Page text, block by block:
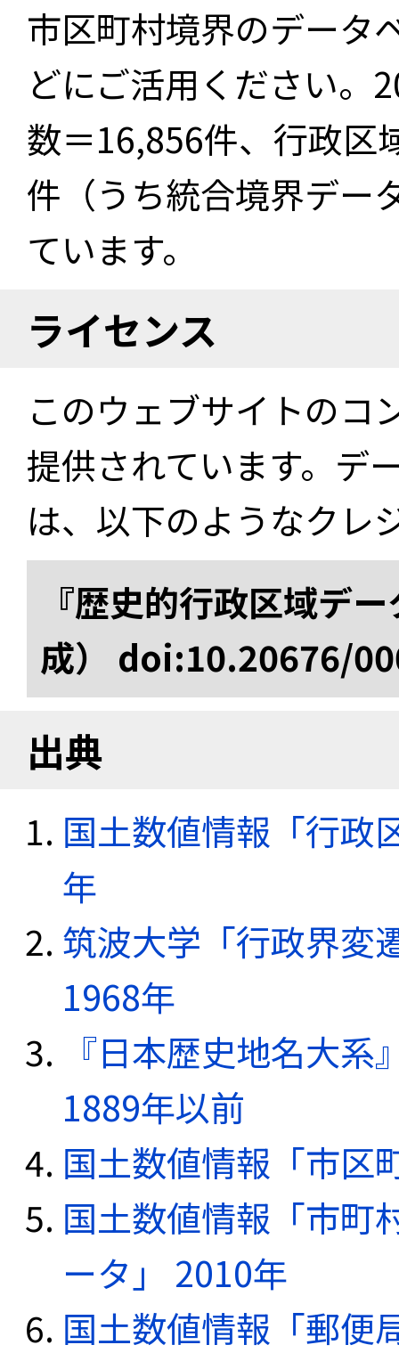
市区町村境界のデータ
どにご活用ください。
数＝16,856件、行政区
件（うち統合境界デー
ています。
ライセンス
このウェブサイトのコ
提供されています。デ
は、以下のようなクレ
『歴史的行政区域デ
成） doi:10.20676/
出典
国土数値情報「行政
年
筑波大学「行政界変
1968年
『日本歴史地名大
1889年以前
国土数値情報「市区
国土数値情報「市町
ータ」 2010年
国土数値情報「郵便